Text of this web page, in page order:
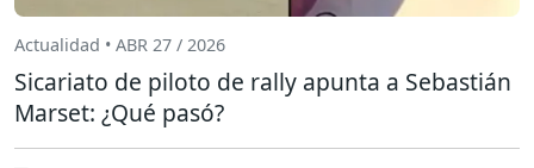
Actualidad • ABR 27 / 2026
Sicariato de piloto de rally apunta a Sebastián
Marset: ¿Qué pasó?